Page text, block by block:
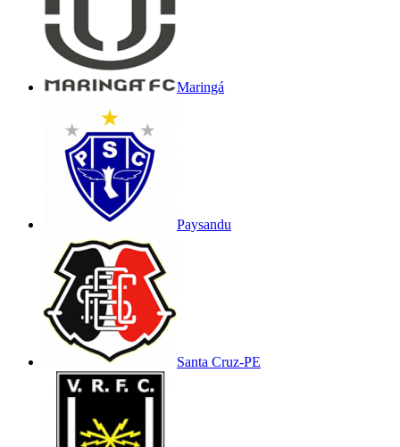
Maringá
Paysandu
Santa Cruz-PE